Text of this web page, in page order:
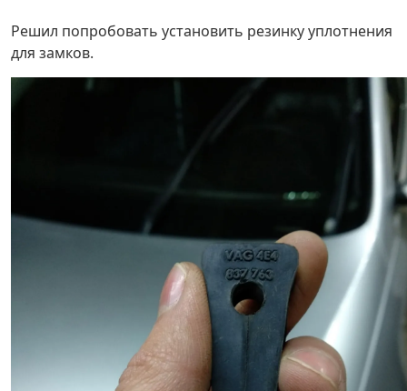
Решил попробовать установить резинку уплотнения
для замков.